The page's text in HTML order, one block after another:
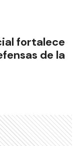
fortalece
de la